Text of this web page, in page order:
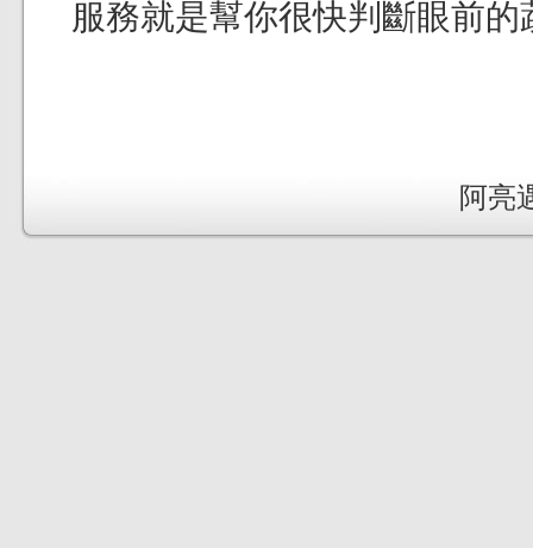
服務就是幫你很快判斷眼前
阿亮